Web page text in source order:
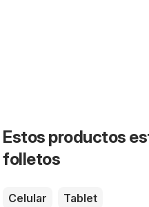
Estos productos
folletos
Celular Tablet